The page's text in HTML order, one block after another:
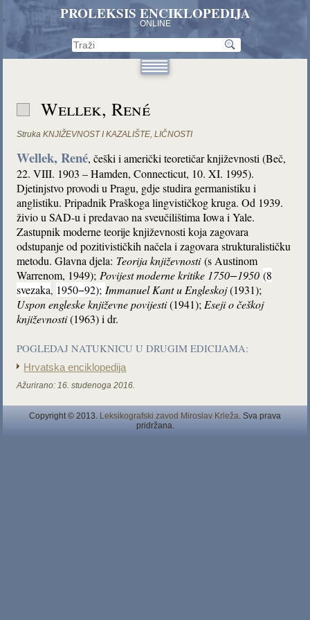
PROLEKSIS ENCIKLOPEDIJA
ONLINE
Wellek, René
Struka KNJIŽEVNOST I KAZALIŠTE,LIČNOSTI
Wellek, René, češki i američki teoretičar književnosti (Beč,
22. VIII. 1903 – Hamden, Connecticut, 10. XI. 1995).
Djetinjstvo provodi u Pragu, gdje studira germanistiku i
anglistiku. Pripadnik Praškoga lingvističkog kruga. Od 1939.
živio u SAD-u i predavao na sveučilištima Iowa i Yale.
Zastupnik moderne teorije književnosti koja zagovara
odstupanje od pozitivističkih načela i zagovara strukturalističku
metodu. Glavna djela: Teorija književnosti(s Austinom
Warrenom, 1949); Povijest moderne kritike 1750−1950 (8
svezaka, 1950−92); Immanuel Kant u Engleskoj(1931);
Uspon engleske književne povijesti(1941); Eseji o češkoj
književnosti(1963) i dr.
POGLEDAJ NATUKNICU U DRUGIM EDICIJAMA:
Hrvatska enciklopedija
Ažurirano: 16. studenoga 2016.
Copyright © 2013. Leksikografski zavod Miroslav Krleža. Sva prava
pridržana.